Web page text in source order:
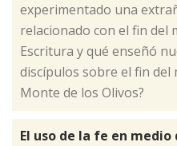
experimentado una
relacionado con el fin del
Escritura y qué enseñó
discípulos sobre el fin del
Monte de los Olivos?
El uso de la fe en medio